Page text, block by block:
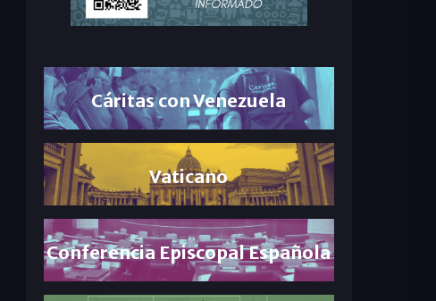
Cáritas con Venezuela
Vaticano
Conferencia Episcopal Española